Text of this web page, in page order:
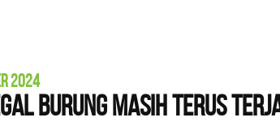
2024
Burung Masih Terus